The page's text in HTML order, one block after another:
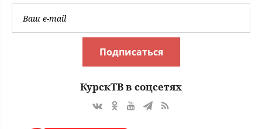
Подписаться
КурскТВ в соцсетях